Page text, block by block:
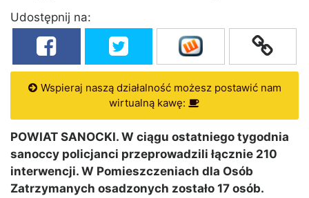
Udostępnij na:
Wspieraj naszą działalność możesz postawić nam
wirtualną kawę:
POWIAT SANOCKI. W ciągu ostatniego tygodnia
sanoccy policjanci przeprowadzili łącznie 210
interwencji. W Pomieszczeniach dla Osób
Zatrzymanych osadzonych zostało 17 osób.